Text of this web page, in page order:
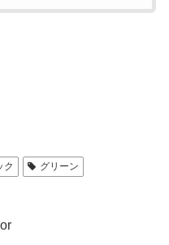
ク
グリーン